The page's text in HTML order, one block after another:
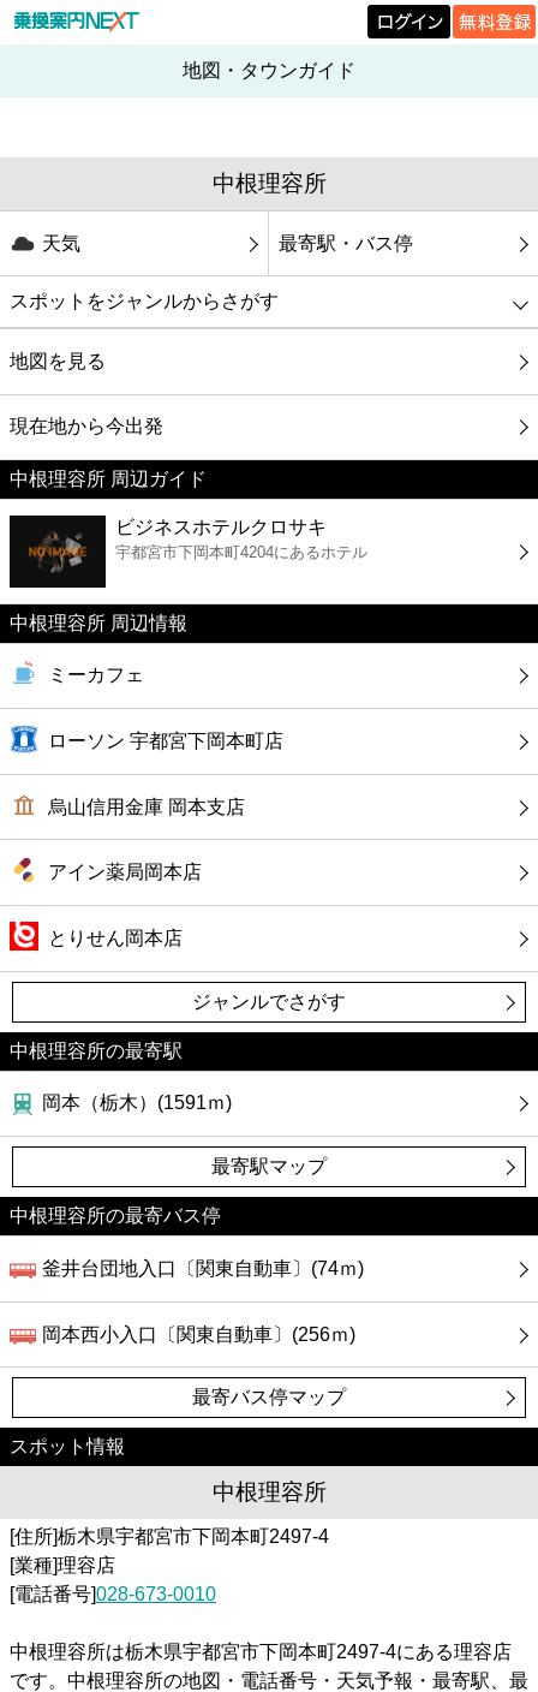
地図・タウンガイド
中根理容所
天気 最寄駅・バス停
スポットをジャンルからさがす
グルメ
映画
美容
コンビニ
薬局
スーパー
エンタメ
レジャー
書店
ファミレス
ショッピング
銀行
公共
病院
地図を見る
現在地から今出発
中根理容所 周辺ガイド
ビジネスホテルクロサキ
宇都宮市下岡本町4204にあるホテル
中根理容所 周辺情報
ミーカフェ
ローソン 宇都宮下岡本町店
烏山信用金庫 岡本支店
アイン薬局岡本店
とりせん岡本店
ジャンルでさがす
中根理容所の最寄駅
岡本（栃木）(1591ｍ)
最寄駅マップ
中根理容所の最寄バス停
釜井台団地入口〔関東自動車〕(74ｍ)
岡本西小入口〔関東自動車〕(256ｍ)
最寄バス停マップ
スポット情報
中根理容所
[住所]栃木県宇都宮市下岡本町2497-4
[業種]理容店
[電話番号]028-673-0010
中根理容所は栃木県宇都宮市下岡本町2497-4にある理容店
です。中根理容所の地図・電話番号・天気予報・最寄駅、最